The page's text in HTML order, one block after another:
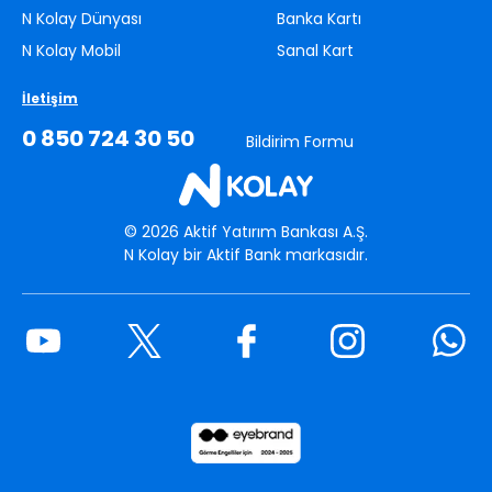
WhatsApp Canlı Destek hattıyla 7/24 iletişime geçebilirsin.
6. Kazandığım iade/hediyeyi nerelerde harcayabilirim?
Kazandığın iade/hediyeyi market, akaryakıt, kozmetik, giyim gibi
dilediğin sektörde yapacağın alışverişlerde kullanabilirsin.
© 2026 Aktif Yatırım Bankası A.Ş.
N Kolay bir Aktif Bank markasıdır.
Youtube Twitter Facebook Instagram
N Kolay Dünyası
N Kolay Mobil
Banka Kartı
Sanal Kart
İletişim
0 850 724 30 50 Bildirim Formu